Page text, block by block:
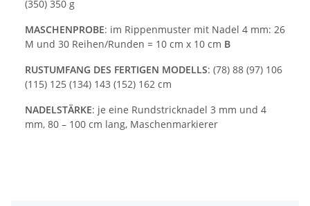
(350) 350 g
MASCHENPROBE: im Rippenmuster mit Nadel 4 mm: 26
M und 30 Reihen/Runden = 10 cm x 10 cm B
RUSTUMFANG DES FERTIGEN MODELLS: (78) 88 (97) 106
(115) 125 (134) 143 (152) 162 cm
NADELSTÄRKE: je eine Rundstricknadel 3 mm und 4
mm, 80 – 100 cm lang, Maschenmarkierer